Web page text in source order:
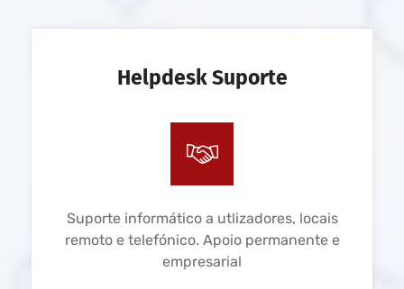
Helpdesk Suporte
Suporte informático a utlizadores, locais
remoto e telefónico. Apoio permanente e
empresarial